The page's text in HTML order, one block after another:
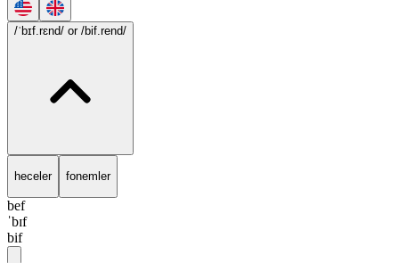
/ˈbɪf.rɛnd/ or /bif.rend/
heceler fonemler
bef
ˈbɪf
bif